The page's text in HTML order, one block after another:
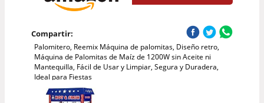
Compartir:
Palomitero, Reemix Máquina de palomitas, Diseño retro,
Máquina de Palomitas de Maíz de 1200W sin Aceite ni
Mantequilla, Fácil de Usar y Limpiar, Segura y Duradera,
Ideal para Fiestas